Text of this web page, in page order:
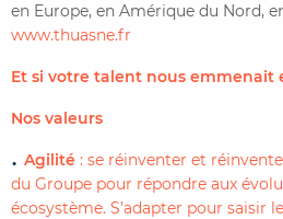
en Europe, en Amérique du Nord,
www.thuasne.fr
Et si votre talent nous emmenait
Nos valeurs
Agilité : se réinventer et
du Groupe pour répondre aux
écosystème. S’adapter pour saisir